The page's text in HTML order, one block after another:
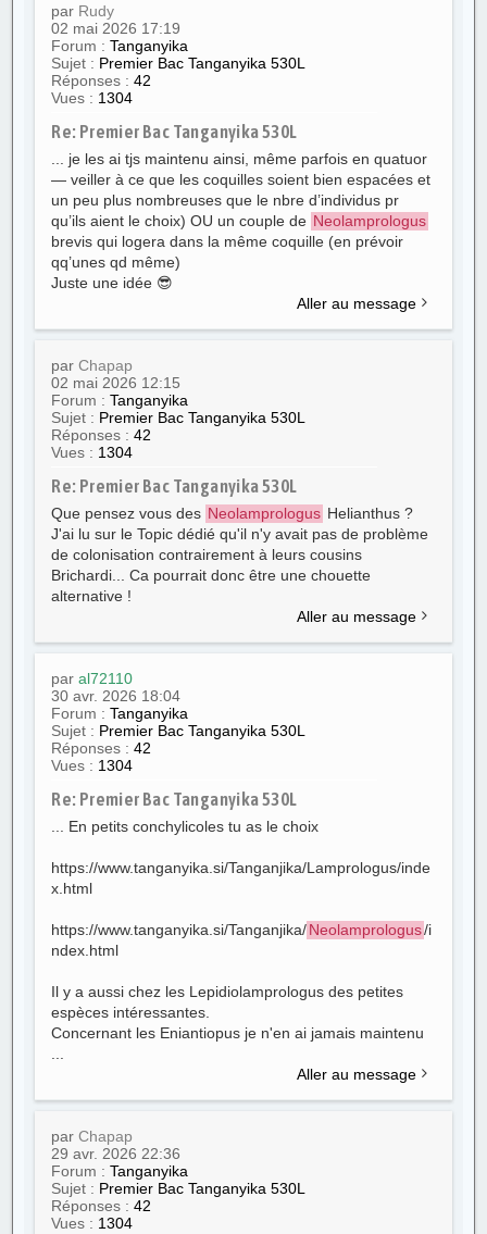
par Rudy
02 mai 2026 17:19
Forum :Tanganyika
Sujet : Premier Bac Tanganyika 530L
Réponses :42
Vues : 1304
Re: Premier Bac Tanganyika 530L
... je les ai tjs maintenu ainsi, même parfois en quatuor
— veiller à ce que les coquilles soient bien espacées et
un peu plus nombreuses que le nbre d’individus pr
qu’ils aient le choix) OU un couple de Neolamprologus
brevis qui logera dans la même coquille (en prévoir
qq’unes qd même)
Juste une idée 😎
Aller au message
parChapap
02 mai 2026 12:15
Forum :Tanganyika
Sujet : Premier Bac Tanganyika 530L
Réponses :42
Vues : 1304
Re: Premier Bac Tanganyika 530L
Que pensez vous des Neolamprologus Helianthus ?
J'ai lu sur le Topic dédié qu'il n'y avait pas de problème
de colonisation contrairement à leurs cousins
Brichardi... Ca pourrait donc être une chouette
alternative !
Aller au message
paral72110
30 avr. 2026 18:04
Forum :Tanganyika
Sujet : Premier Bac Tanganyika 530L
Réponses :42
Vues : 1304
Re: Premier Bac Tanganyika 530L
... En petits conchylicoles tu as le choix
https://www.tanganyika.si/Tanganjika/Lamprologus/inde
x.html
https://www.tanganyika.si/Tanganjika/Neolamprologus/i
ndex.html
Il y a aussi chez les Lepidiolamprologus des petites
espèces intéressantes.
Concernant les Eniantiopus je n'en ai jamais maintenu
Aller au message
parChapap
29 avr. 2026 22:36
Forum :Tanganyika
Sujet : Premier Bac Tanganyika 530L
Réponses :42
Vues : 1304